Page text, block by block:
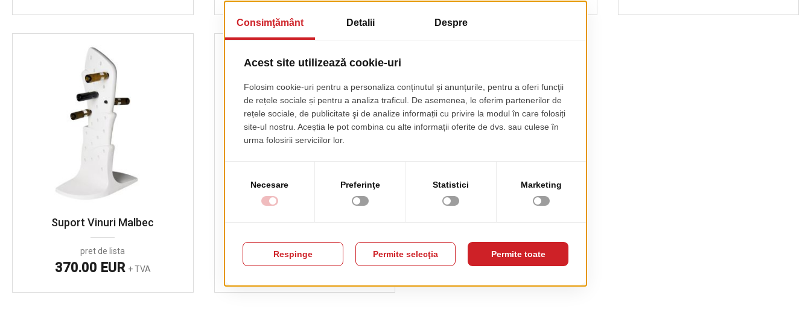
Suport Vinuri Malbec
pret de lista
370.00 EUR + TVA
pret de lista
460.00 EUR+ TVA